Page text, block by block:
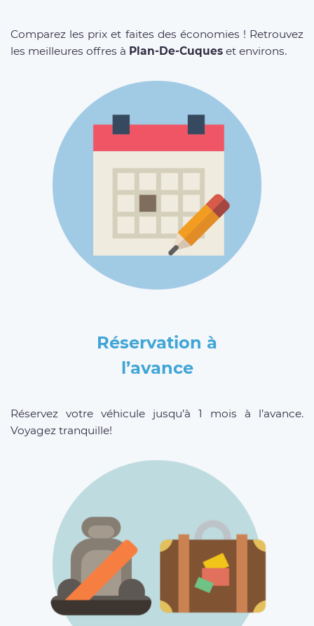
Comparez les prix et faites des économies ! Retrouvez
les meilleures offres à Plan-De-Cuques et environs.
Réservation à
l’avance
Réservez votre véhicule jusqu’à 1 mois à l’avance.
Voyagez tranquille!